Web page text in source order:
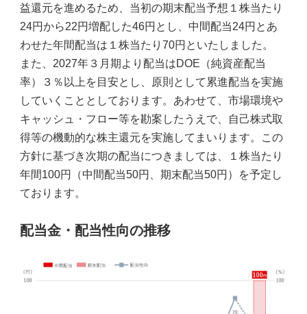
益還元を進めるため、当初の期末配当予想１株当たり
24円から22円増配した46円とし、中間配当24円とあ
わせた年間配当は１株当たり70円といたしました。
また、2027年３月期より配当はDOE（純資産配当
率）３％以上を目安とし、原則として累進配当を実施
していくこととしております。あわせて、市場環境や
キャッシュ・フロー等を勘案したうえで、自己株式取
得等の機動的な株主還元を実施してまいります。この
方針に基づき次期の配当につきましては、１株当たり
年間100円（中間配当50円、期末配当50円）を予定し
ております。
配当金・配当性向の推移